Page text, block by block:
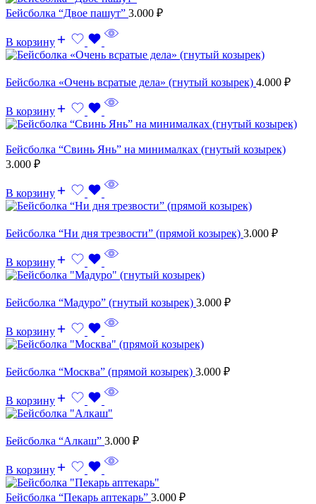
Бейсболка “Двое пашут” 3.000 ₽
В корзину
Бейсболка «Очень всратые дела» (гнутый козырек) 4.000 ₽
В корзину
Бейсболка “Свинь Янь” на минималках (гнутый козырек)
3.000 ₽
В корзину
Бейсболка “Ни дня трезвости” (прямой козырек) 3.000 ₽
В корзину
Бейсболка “Мадуро” (гнутый козырек) 3.000 ₽
В корзину
Бейсболка “Москва” (прямой козырек) 3.000 ₽
В корзину
Бейсболка “Алкаш” 3.000 ₽
В корзину
Бейсболка “Пекарь аптекарь” 3.000 ₽